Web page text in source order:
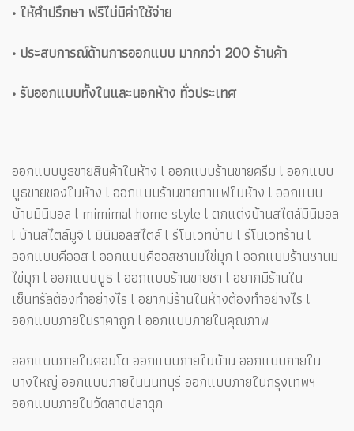
• ให้คำปรึกษา ฟรีไม่มีค่าใช้จ่าย
• ประสบการณ์ด้านการออกแบบ มากกว่า 200 ร้านค้า
• รับออกแบบทั้งในและนอกห้าง ทั่วประเทศ
ออกแบบบูธขายสินค้าในห้าง l ออกแบบร้านขายครีม l ออกแบบ
บูธขายของในห้าง l ออกแบบร้านขายกาแฟในห้าง l ออกแบบ
บ้านมินิมอล l mimimal home style l ตกแต่งบ้านสไตล์มินิมอล
l บ้านสไตล์มูจิ l มินิมอลสไตล์ l รีโนเวทบ้าน l รีโนเวทร้าน l
ออกแบบคีออส l ออกแบบคีออสชานมไข่มุก l ออกแบบร้านชานม
ไข่มุก l ออกแบบบูธ l ออกแบบร้านขายชา l อยากมีร้านใน
เซ็นทรัลต้องทำอย่างไร l อยากมีร้านในห้างต้องทำอย่างไร l
ออกแบบภายในราคาถูก l ออกแบบภายในคุณภาพ
ออกแบบภายในคอนโด ออกแบบภายในบ้าน ออกแบบภายใน
บางใหญ่ ออกแบบภายในนนทบุรี ออกแบบภายในกรุงเทพฯ
ออกแบบภายในวัดลาดปลาดุก